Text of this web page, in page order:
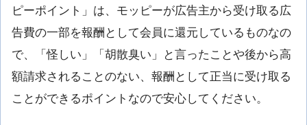
ピーポイント」は、モッピーが広告主から受け取る広
告費の一部を報酬として会員に還元しているものなの
で、「怪しい」「胡散臭い」と言ったことや後から高
額請求されることのない、報酬として正当に受け取る
ことができるポイントなので安心してください。